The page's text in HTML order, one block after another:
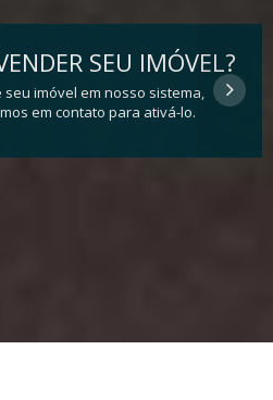
SEU IMÓVEL?
seu imóvel em nosso sistema,
em contato para ativá-lo.